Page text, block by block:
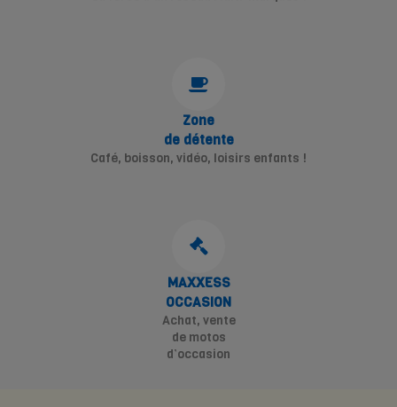
Zone
de détente
Café, boisson, vidéo, loisirs enfants !
MAXXESS
OCCASION
Achat, vente
de motos
d’occasion